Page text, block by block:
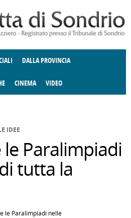
DALLA PROVINCIA
CCCVA
CINEMA VIDEO
IDEE
Paralimpiadi
tutta la
le Paralimpiadi nelle